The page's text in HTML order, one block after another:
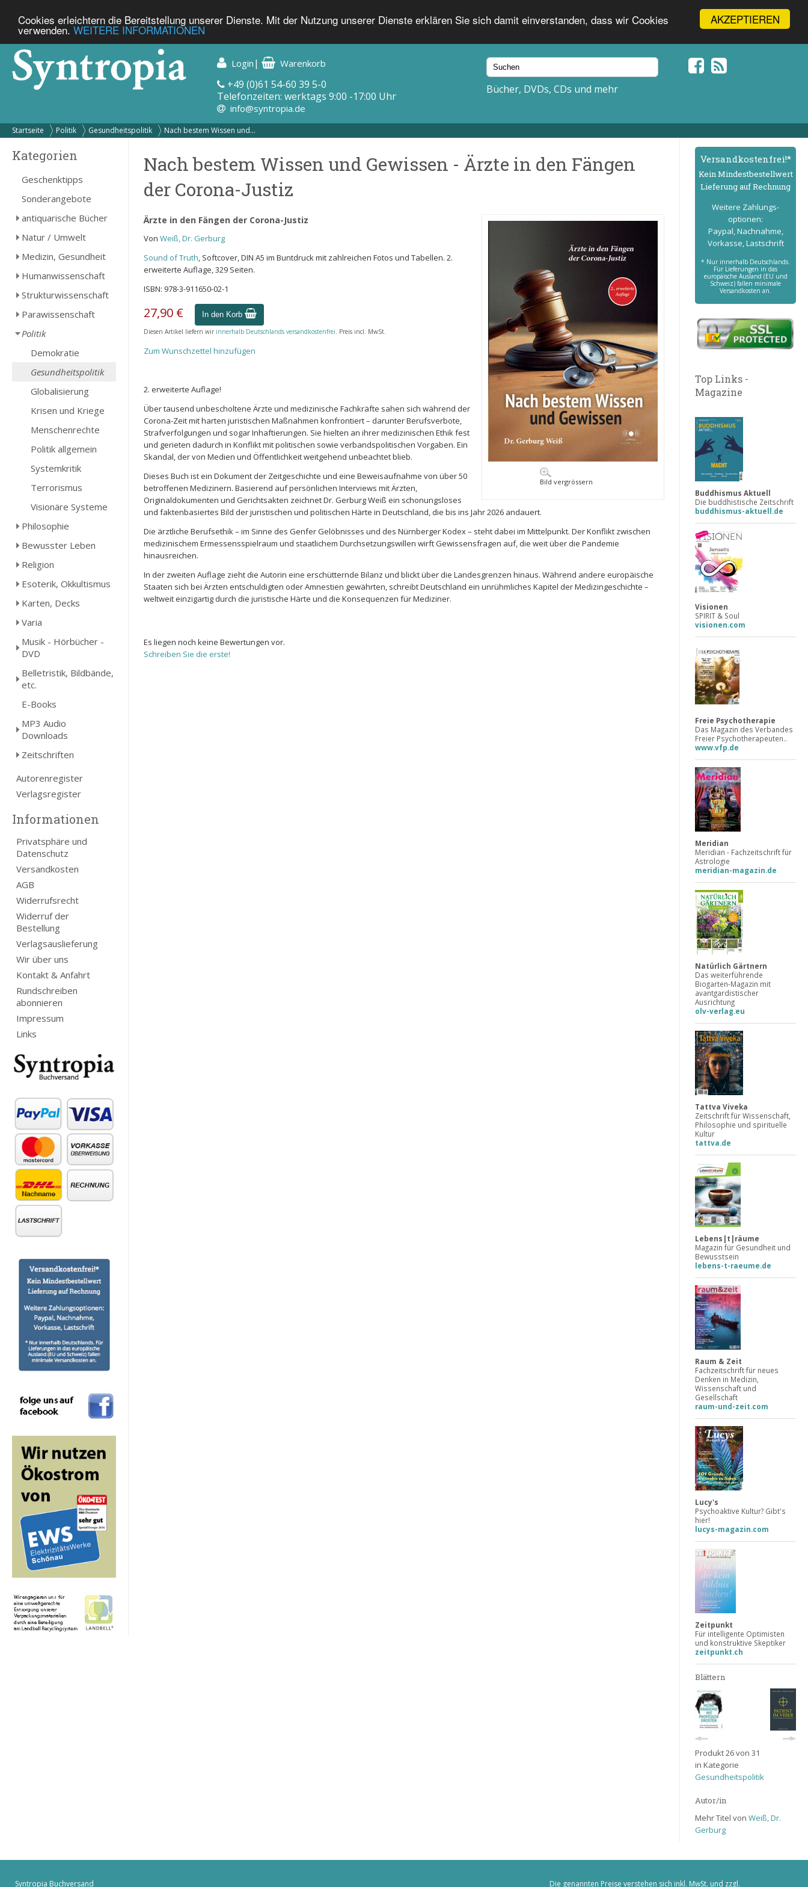
AKZEPTIEREN
Cookies erleichtern die Bereitstellung unserer Dienste. Mit der Nutzung unserer Dienste erklären Sie sich damit einverstanden, dass wir Cookies
verwenden. WEITERE INFORMATIONEN
Login | Warenkorb
+49 (0)61 54-60 39 5-0
Telefonzeiten: werktags 9:00 -17:00 Uhr
info@syntropia.de
Bücher, DVDs, CDs und mehr
Startseite Politik Gesundheitspolitik Nach bestem Wissen und...
Kategorien
Geschenktipps
Sonderangebote
antiquarische Bücher
Natur / Umwelt
Medizin, Gesundheit
Humanwissenschaft
Strukturwissenschaft
Parawissenschaft
Politik
Demokratie
Gesundheitspolitik
Globalisierung
Krisen und Kriege
Menschenrechte
Politik allgemein
Systemkritik
Terrorismus
Visionäre Systeme
Philosophie
Bewusster Leben
Religion
Esoterik, Okkultismus
Karten, Decks
Varia
Musik - Hörbücher -
DVD
Belletristik, Bildbände,
etc.
E-Books
MP3 Audio
Downloads
Zeitschriften
Autorenregister
Verlagsregister
Informationen
Privatsphäre und
Datenschutz
Versandkosten
AGB
Widerrufsrecht
Widerruf der
Bestellung
Verlagsauslieferung
Wir über uns
Kontakt & Anfahrt
Rundschreiben
abonnieren
Impressum
Links
Nach bestem Wissen und Gewissen - Ärzte in den Fängen
der Corona-Justiz
Bild vergrössern
Ärzte in den Fängen der Corona-Justiz
Von Weiß, Dr. Gerburg
Sound of Truth, Softcover, DIN A5 im Buntdruck mit zahlreichen Fotos und Tabellen. 2.
erweiterte Auflage, 329 Seiten.
ISBN: 978-3-911650-02-1
27,90 € In den Korb
Diesen Artikel liefern wir innerhalb Deutschlands versandkostenfrei. Preis incl. MwSt.
Zum Wunschzettel hinzufügen
2. erweiterte Auflage!
Über tausend unbescholtene Ärzte und medizinische Fachkräfte sahen sich während der
Corona-Zeit mit harten juristischen Maßnahmen konfrontiert – darunter Berufsverbote,
Strafverfolgungen und sogar Inhaftierungen. Sie hielten an ihrer medizinischen Ethik fest
und gerieten dadurch in Konflikt mit politischen sowie verbandspolitischen Vorgaben. Ein
Skandal, der von Medien und Öffentlichkeit weitgehend unbeachtet blieb.
Dieses Buch ist ein Dokument der Zeitgeschichte und eine Beweisaufnahme von über 50
betroffenen Medizinern. Basierend auf persönlichen Interviews mit Ärzten,
Originaldokumenten und Gerichtsakten zeichnet Dr. Gerburg Weiß ein schonungsloses
und faktenbasiertes Bild der juristischen und politischen Härte in Deutschland, die bis ins Jahr 2026 andauert.
Die ärztliche Berufsethik – im Sinne des Genfer Gelöbnisses und des Nürnberger Kodex – steht dabei im Mittelpunkt. Der Konflikt zwischen
medizinischem Ermessensspielraum und staatlichem Durchsetzungswillen wirft Gewissensfragen auf, die weit über die Pandemie
hinausreichen.
In der zweiten Auflage zieht die Autorin eine erschütternde Bilanz und blickt über die Landesgrenzen hinaus. Während andere europäische
Staaten sich bei Ärzten entschuldigten oder Amnestien gewährten, schreibt Deutschland ein unrühmliches Kapitel der Medizingeschichte –
weltweit einzigartig durch die juristische Härte und die Konsequenzen für Mediziner.
Es liegen noch keine Bewertungen vor.
Schreiben Sie die erste!
Versand­kostenfrei!*
Kein Mindest­bestell­wert
Lieferung auf Rechnung
Weitere Zahlungs­
optionen:
Paypal, Nachnahme,
Vorkasse, Lastschrift
* Nur innerhalb Deutschlands.
Für Lieferungen in das
europäische Ausland (EU und
Schweiz) fallen minimale
Versandkosten an.
Top Links -
Magazine
Buddhismus Aktuell
Die buddhistische Zeitschrift
buddhismus-aktuell.de
Visionen
SPIRIT & Soul
visionen.com
Freie Psychotherapie
Das Magazin des Verbandes
Freier Psychotherapeuten..
www.vfp.de
Meridian
Meridian - Fachzeitschrift für
Astrologie
meridian-magazin.de
Natürlich Gärtnern
Das weiterführende
Biogarten-Magazin mit
avantgardistischer
Ausrichtung
olv-verlag.eu
Tattva Viveka
Zeitschrift für Wissenschaft,
Philosophie und spirituelle
Kultur
tattva.de
Lebens|t|räume
Magazin für Gesundheit und
Bewusstsein
lebens-t-raeume.de
Raum & Zeit
Fachzeitschrift für neues
Denken in Medizin,
Wissenschaft und
Gesellschaft
raum-und-zeit.com
Lucy's
Psychoaktive Kultur? Gibt's
hier!
lucys-magazin.com
Zeitpunkt
Für intelligente Optimisten
und konstruktive Skeptiker
zeitpunkt.ch
Blättern
Produkt 26 von 31
in Kategorie
Gesundheitspolitik
Autor/in
Mehr Titel von Weiß, Dr.
Gerburg
Syntropia Buchversand Die genannten Preise verstehen sich inkl. MwSt. und zzgl.